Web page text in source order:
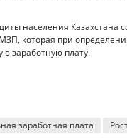
населения Казахстана
которая при
заработную плату.
заработная плата